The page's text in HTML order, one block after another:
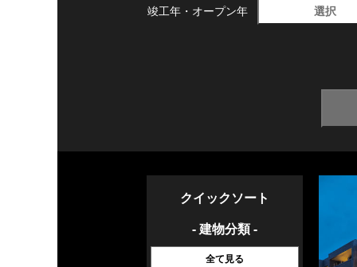
竣工年・ オープン年 選択
クイックソート
- 建物分類 -
全て見る